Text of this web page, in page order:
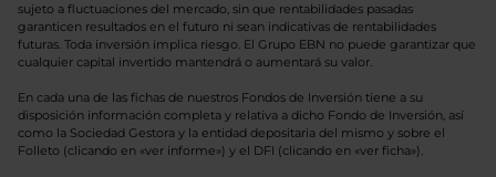
sujeto a fluctuaciones del mercado, sin que rentabilidades pasadas
garanticen resultados en el futuro ni sean indicativas de rentabilidades
futuras. Toda inversión implica riesgo. El Grupo EBN no puede garantizar que
cualquier capital invertido mantendrá o aumentará su valor.
En cada una de las fichas de nuestros Fondos de Inversión tiene a su
disposición información completa y relativa a dicho Fondo de Inversión, así
como la Sociedad Gestora y la entidad depositaria del mismo y sobre el
Folleto (clicando en «ver informe») y el DFI (clicando en «ver ficha»).